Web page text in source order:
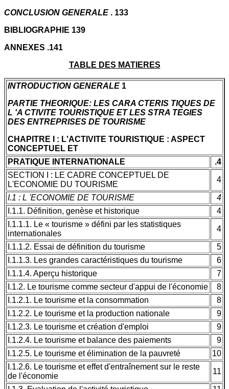
CONCLUSION GENERALE . 133
BIBLIOGRAPHIE 139
ANNEXES .141
TABLE DES MATIERES
INTRODUCTION GENERALE 1
PARTIE THEORIQUE: LES CARA CTERIS TIQUES DE
L 'A CTIVITE TOURISTIQUE ET LES STRA TEGIES
DES ENTREPRISES DE TOURISME
CHAPITRE I : L'ACTIVITE TOURISTIQUE : ASPECT
CONCEPTUEL ET
PRATIQUE INTERNATIONALE
.4
SECTION I : LE CADRE CONCEPTUEL DE
L'ECONOMIE DU TOURISME
4
I.1 : L 'ECONOMIE DE TOURISME
4
I.1.1. Définition, genèse et historique
4
I.1.1.1. Le « tourisme » défini par les statistiques
internationales
4
I.1.1.2. Essai de définition du tourisme
5
I.1.1.3. Les grandes caractéristiques du tourisme
6
I.1.1.4. Aperçu historique
7
I.1.2. Le tourisme comme secteur d'appui de l'économie
8
I.1.2.1. Le tourisme et la consommation
8
I.1.2.2. Le tourisme et la production nationale
9
I.1.2.3. Le tourisme et création d'emploi
9
I.1.2.4. Le tourisme et balance des paiements
9
I.1.2.5. Le tourisme et élimination de la pauvreté
10
I.1.2.6. Le tourisme et effet d'entraînement sur le reste
de l'économie
11